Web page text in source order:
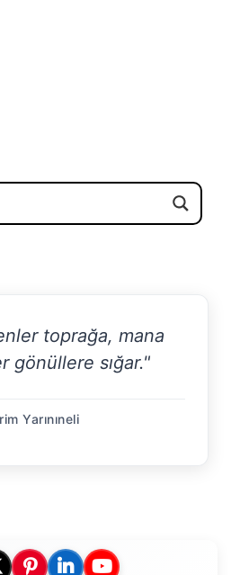
toprağa, mana
gönüllere sığar."
Yarınıneli